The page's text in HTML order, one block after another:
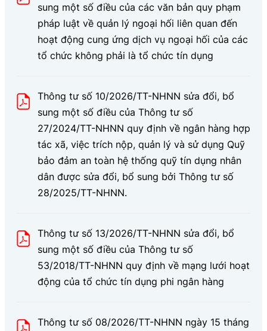
sung một số điều của các văn bản quy phạm
pháp luật về quản lý ngoại hối liên quan đến
hoạt động cung ứng dịch vụ ngoại hối của các
tổ chức không phải là tổ chức tín dụng
Thông tư số 10/2026/TT-NHNN sửa đổi, bổ
sung một số điều của Thông tư số
27/2024/TT-NHNN quy định về ngân hàng hợp
tác xã, việc trích nộp, quản lý và sử dụng Quỹ
bảo đảm an toàn hệ thống quỹ tín dụng nhân
dân được sửa đổi, bổ sung bởi Thông tư số
28/2025/TT-NHNN.
Thông tư số 13/2026/TT-NHNN sửa đổi, bổ
sung một số điều của Thông tư số
53/2018/TT-NHNN quy định về mạng lưới hoạt
động của tổ chức tín dụng phi ngân hàng
Thông tư số 08/2026/TT-NHNN ngày 15 tháng